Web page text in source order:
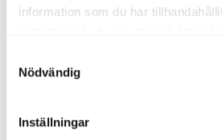
information som du har
Nödvändig
Inställningar
Kontakt